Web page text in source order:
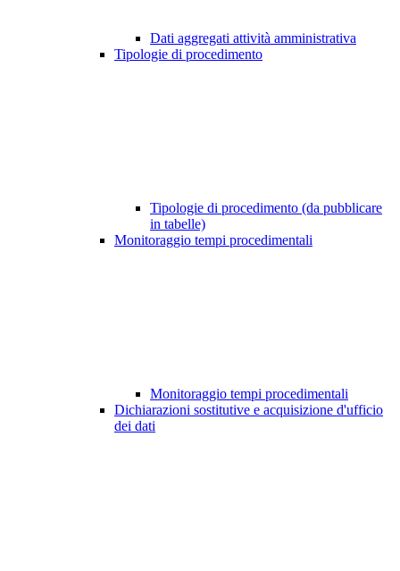
Dati aggregati attività amministrativa
Tipologie di procedimento
Tipologie di procedimento (da pubblicare
in tabelle)
Monitoraggio tempi procedimentali
Monitoraggio tempi procedimentali
Dichiarazioni sostitutive e acquisizione d'ufficio
dei dati